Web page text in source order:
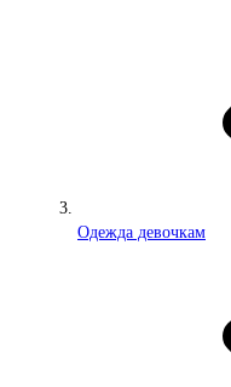
Одежда девочкам